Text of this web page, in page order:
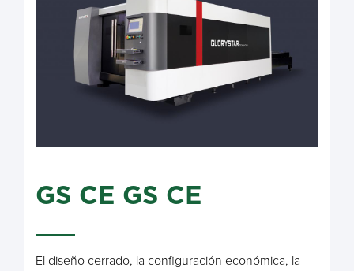
GS CE GS CE
El diseño cerrado, la configuración económica, la